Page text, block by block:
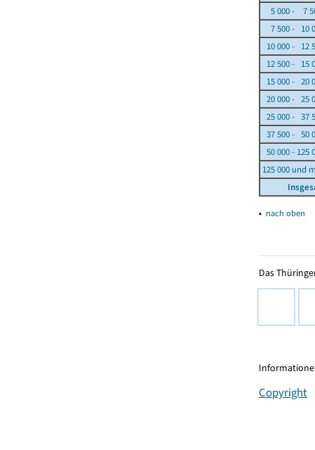
5 000 - 7
7 500 - 10
10 000 - 12
12 500 - 15
15 000 - 20
20 000 - 25
25 000 - 37
37 500 - 50
50 000 - 125
125 000 und
▴ nach oben
Das
Copyright